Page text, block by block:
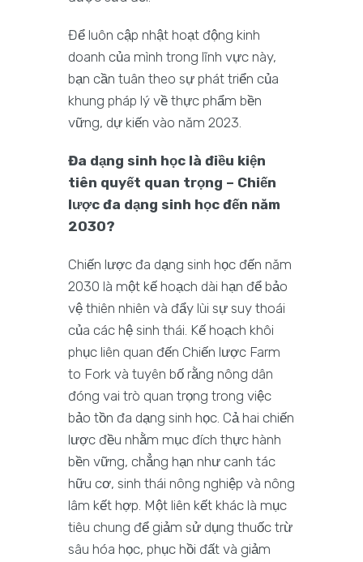
Để luôn cập nhật hoạt động kinh
doanh của mình trong lĩnh vực này,
bạn cần tuân theo sự phát triển của
khung pháp lý về thực phẩm bền
vững, dự kiến vào năm 2023.
Đa dạng sinh học là điều kiện
tiên quyết quan trọng – Chiến
lược đa dạng sinh học đến năm
2030?
Chiến lược đa dạng sinh học đến năm
2030 là một kế hoạch dài hạn để bảo
vệ thiên nhiên và đẩy lùi sự suy thoái
của các hệ sinh thái. Kế hoạch khôi
phục liên quan đến Chiến lược Farm
to Fork và tuyên bố rằng nông dân
đóng vai trò quan trọng trong việc
bảo tồn đa dạng sinh học. Cả hai chiến
lược đều nhằm mục đích thực hành
bền vững, chẳng hạn như canh tác
hữu cơ, sinh thái nông nghiệp và nông
lâm kết hợp. Một liên kết khác là mục
tiêu chung để giảm sử dụng thuốc trừ
sâu hóa học, phục hồi đất và giảm